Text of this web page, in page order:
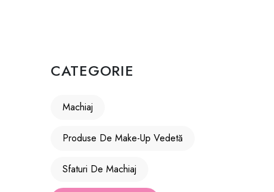
CATEGORIE
Machiaj
Produse De Make-Up Vedetă
Sfaturi De Machiaj